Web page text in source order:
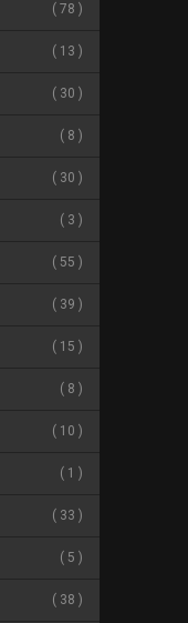
78
13
30
8
30
3
55
39
15
8
10
1
33
5
38